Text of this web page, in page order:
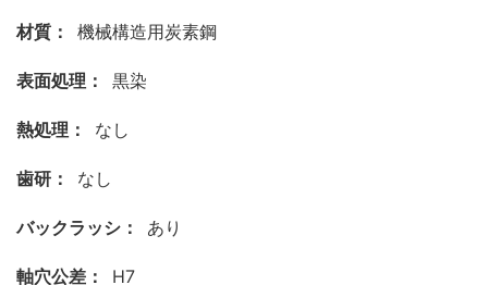
材質： 機械構造用炭素鋼
表面処理： 黒染
熱処理： なし
歯研： なし
バックラッシ： あり
軸穴公差： H7